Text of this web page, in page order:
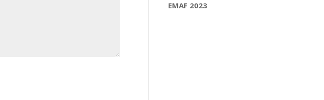
EMAF 2023